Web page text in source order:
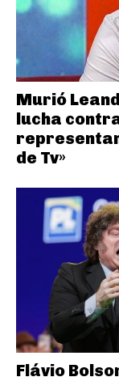
Murió
lucha
de Tv»
Flávio